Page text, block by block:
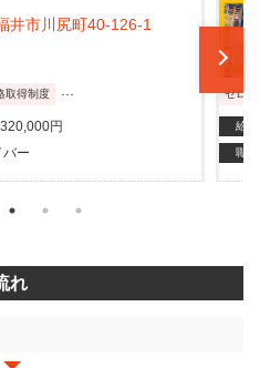
井市川尻町40-126-1
取得制度
円
ー
ゼロス
給与
職種
れ